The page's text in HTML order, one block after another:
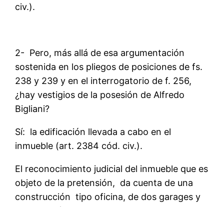
civ.).
2- Pero, más allá de esa argumentación
sostenida en los pliegos de posiciones de fs.
238 y 239 y en el interrogatorio de f. 256,
¿hay vestigios de la posesión de Alfredo
Bigliani?
Sí: la edificación llevada a cabo en el
inmueble (art. 2384 cód. civ.).
El reconocimiento judicial del inmueble que es
objeto de la pretensión, da cuenta de una
construcción tipo oficina, de dos garages y